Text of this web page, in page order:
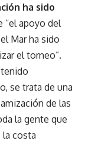
ha sido
“el apoyo del
Mar ha sido
el torneo”.
se trata de una
de las
la gente que
la costa